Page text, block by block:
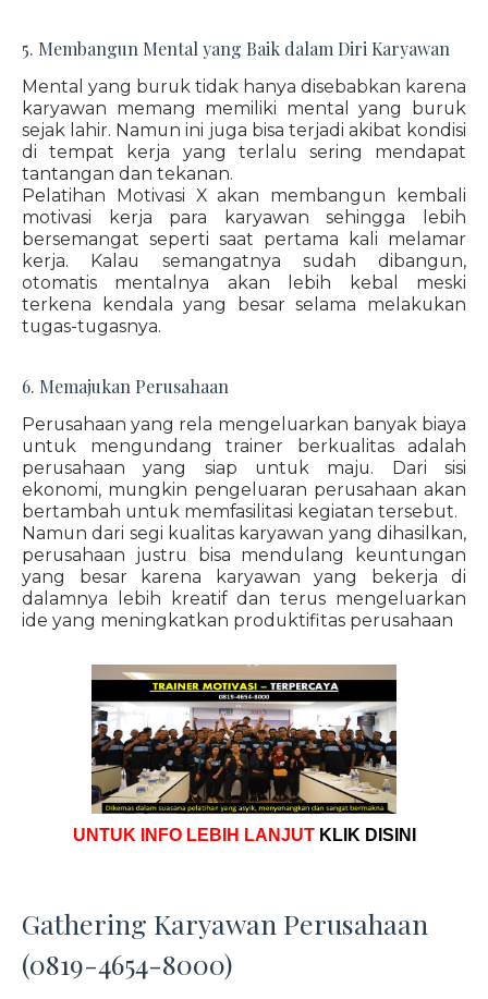
5. Membangun Mental yang Baik dalam Diri Karyawan
Mental yang buruk tidak hanya disebabkan karena
karyawan memang memiliki mental yang buruk
sejak lahir. Namun ini juga bisa terjadi akibat kondisi
di tempat kerja yang terlalu sering mendapat
tantangan dan tekanan.
Pelatihan Motivasi X akan membangun kembali
motivasi kerja para karyawan sehingga lebih
bersemangat seperti saat pertama kali melamar
kerja. Kalau semangatnya sudah dibangun,
otomatis mentalnya akan lebih kebal meski
terkena kendala yang besar selama melakukan
tugas-tugasnya.
6. Memajukan Perusahaan
Perusahaan yang rela mengeluarkan banyak biaya
untuk mengundang trainer berkualitas adalah
perusahaan yang siap untuk maju. Dari sisi
ekonomi, mungkin pengeluaran perusahaan akan
bertambah untuk memfasilitasi kegiatan tersebut.
Namun dari segi kualitas karyawan yang dihasilkan,
perusahaan justru bisa mendulang keuntungan
yang besar karena karyawan yang bekerja di
dalamnya lebih kreatif dan terus mengeluarkan
ide yang meningkatkan produktifitas perusahaan
UNTUK INFO LEBIH LANJUT KLIK DISINI
Gathering Karyawan Perusahaan
(0819-4654-8000)